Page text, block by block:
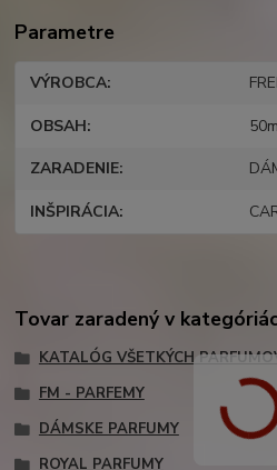
Parametre
VÝROBCA
OBSAH
ZARADENIE
INŠPIRÁCIA
Tovar zaradený v
KATALÓG VŠETKÝCH
FM - PARFEMY
DÁMSKE PARFUMY
ROYAL PARFUMY